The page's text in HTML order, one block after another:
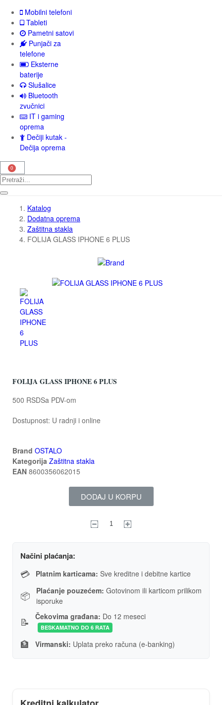
Mobilni telefoni
Tableti
Pametni satovi
Punjači za
telefone
Eksterne
baterije
Slušalice
Bluetooth
zvučnici
IT i gaming
oprema
Dečiji kutak -
Dečija oprema
Katalog
Dodatna oprema
Zaštitna stakla
FOLIJA GLASS IPHONE 6 PLUS
FOLIJA GLASS IPHONE 6 PLUS
500 RSDSa PDV-om
Dostupnost: U radnji i online
Brand OSTALO
Kategorija Zaštitna stakla
EAN 8600356062015
DODAJ U KORPU
Načini plaćanja:
💳 Platnim karticama: Sve kreditne i debitne kartice
📦 Plaćanje pouzećem: Gotovinom ili karticom prilikom
isporuke
📝 Čekovima građana: Do 12 meseci
BESKAMATNO DO 6 RATA
🏦 Virmanski: Uplata preko računa (e-banking)